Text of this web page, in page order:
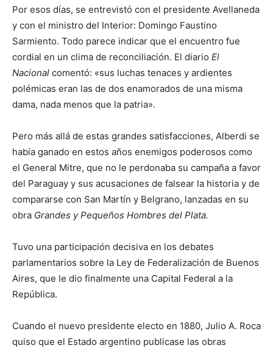
Por esos días, se entrevistó con el presidente Avellaneda
y con el ministro del Interior: Domingo Faustino
Sarmiento. Todo parece indicar que el encuentro fue
cordial en un clima de reconciliación. El diario El
Nacional comentó: «sus luchas tenaces y ardientes
polémicas eran las de dos enamorados de una misma
dama, nada menos que la patria».
Pero más allá de estas grandes satisfacciones, Alberdi se
había ganado en estos años enemigos poderosos como
el General Mitre, que no le perdonaba su campaña a favor
del Paraguay y sus acusaciones de falsear la historia y de
compararse con San Martín y Belgrano, lanzadas en su
obra Grandes y Pequeños Hombres del Plata.
Tuvo una participación decisiva en los debates
parlamentarios sobre la Ley de Federalización de Buenos
Aires, que le dio finalmente una Capital Federal a la
República.
Cuando el nuevo presidente electo en 1880, Julio A. Roca
quiso que el Estado argentino publicase las obras